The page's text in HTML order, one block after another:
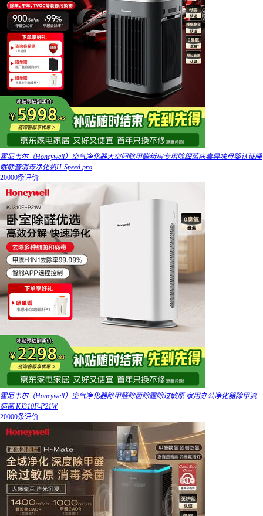
霍尼韦尔（Honeywell）空气净化器大空间除甲醛新房专用除细菌病毒异味母婴认证睡
眠静音消毒净化机H-Speed pro
20000条评价
霍尼韦尔（Honeywell）空气净化器除甲醛除菌除霾除过敏原 家用办公净化器除甲流
病菌 KJ310F-P21W
20000条评价